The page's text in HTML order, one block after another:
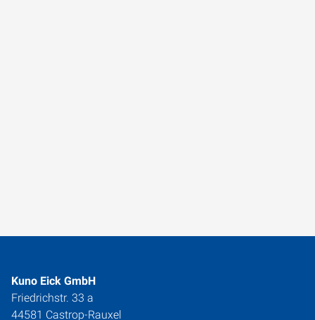
Kuno Eick GmbH
Friedrichstr. 33 a
44581 Castrop-Rauxel